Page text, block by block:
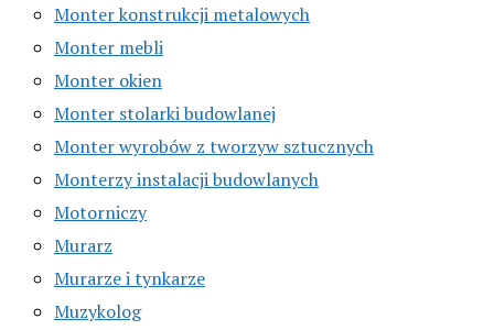
Monter konstrukcji metalowych
Monter mebli
Monter okien
Monter stolarki budowlanej
Monter wyrobów z tworzyw sztucznych
Monterzy instalacji budowlanych
Motorniczy
Murarz
Murarze i tynkarze
Muzykolog